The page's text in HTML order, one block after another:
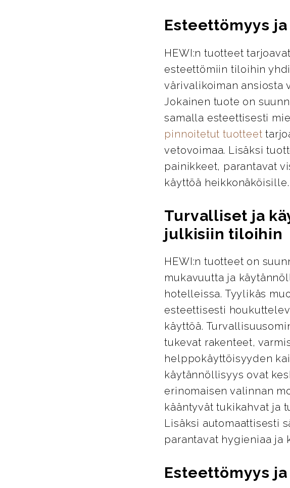
Esteettömyys
HEWI:n tuotteet
esteettömiin tiloihin
värivalikoiman ansiosta
Jokainen tuote on
samalla esteettisesti
pinnoitetut tuotteet
vetovoimaa. Lisäksi
painikkeet, parantavat
käyttöä heikkonäköisille.
Turvalliset ja
julkisiin tiloihin
HEWI:n tuotteet on
mukavuutta ja
hotelleissa. Tyylikäs
esteettisesti
käyttöä.
tukevat rakenteet,
helppokäyttöisyyden
käytännöllisyys ovat
erinomaisen valinnan
kääntyvät tukikahvat ja
Lisäksi automaattisesti
parantavat hygieniaa ja
Esteettömyys